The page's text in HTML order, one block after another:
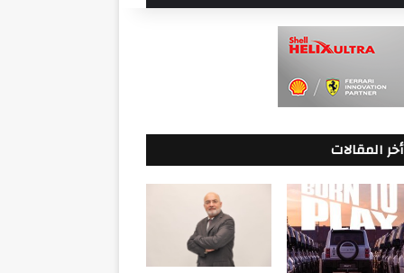
أخر المقالات